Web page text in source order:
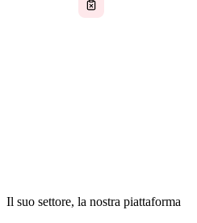
Il suo settore, la nostra piattaforma